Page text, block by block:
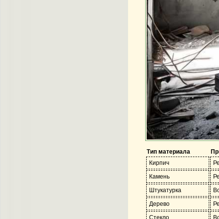
Тип материала
Кирпич
Камень
Штукатурка
Дерево
Стекло